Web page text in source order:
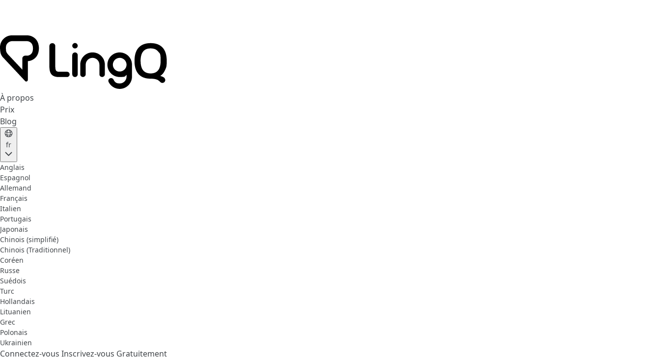
À propos
Prix
Blog
fr
Anglais
Espagnol
Allemand
Français
Italien
Portugais
Japonais
Chinois (simplifié)
Chinois (Traditionnel)
Coréen
Russe
Suédois
Turc
Hollandais
Lituanien
Grec
Polonais
Ukrainien
Connectez-vous Inscrivez-vous Gratuitement